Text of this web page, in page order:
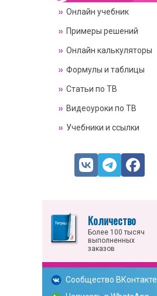
Онлайн учебник
Примеры решений
Онлайн калькуляторы
Формулы и таблицы
Статьи по ТВ
Видеоуроки по ТВ
Учебники и ссылки
Количество
Более 100 тысяч
выполненных
заказов
Сообщество ВКонтакте